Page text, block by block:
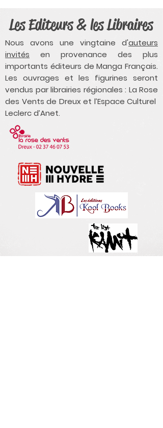
Les Editeurs & les Libraires
Nous avons une vingtaine d'auteurs
invités en provenance des plus
importants éditeurs de Manga Français.
Les ouvrages et les figurines seront
vendus par librairies régionales : La Rose
des Vents de Dreux et l’Espace Culturel
Leclerc d’Anet.